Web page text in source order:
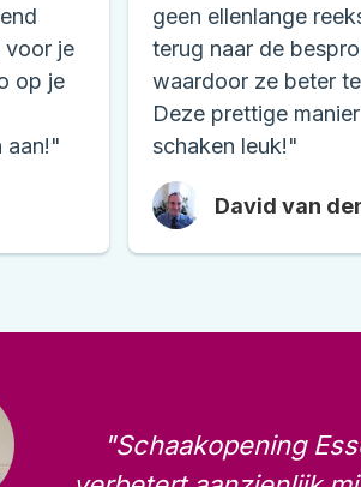
voor je
op je
aan!"
geen ellenlange
terug naar de
waardoor ze beter
Deze prettige
schaken leuk!"
David van
"Schaakopening